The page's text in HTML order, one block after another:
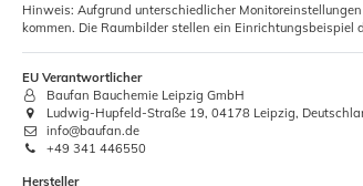
Hinweis: Aufgrund unterschiedlicher
kommen. Die Raumbilder stellen ein Einrichtungsbeispiel
EU Verantwortlicher
Baufan Bauchemie Leipzig GmbH
Ludwig-Hupfeld-Straße 19, 04178 Leipzig,
info@baufan.de
+49 341 446550
Hersteller